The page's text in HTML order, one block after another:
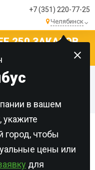
+7 (351) 220-77-25
Челябинск
в вашем
укажите
город, чтобы
цены или
для
250 ЗАКАЗОВ
Гели